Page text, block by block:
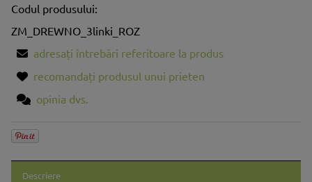
Codul produsului:
ZM_DREWNO_3linki_ROZ
adresați întrebări referitoare la produs
recomandați produsul unui prieten
opinia dvs.
Descriere